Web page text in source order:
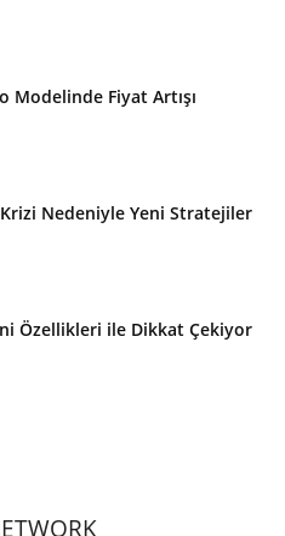
Modelinde Fiyat Artışı
Nedeniyle Yeni Stratejiler
Özellikleri ile Dikkat Çekiyor